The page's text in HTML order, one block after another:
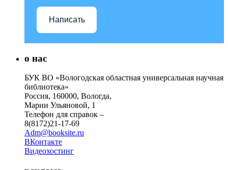
Написать
о нас
БУК ВО «Вологодская областная универсальная научная
библиотека»
Россия, 160000, Вологда,
Марии Ульяновой, 1
Телефон для справок –
8(8172)21-17-69
Adm@booksite.ru
ВКонтакте
Видеохостинг